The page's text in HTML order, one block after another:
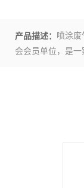
产品描述： 喷涂
会会员单位，是